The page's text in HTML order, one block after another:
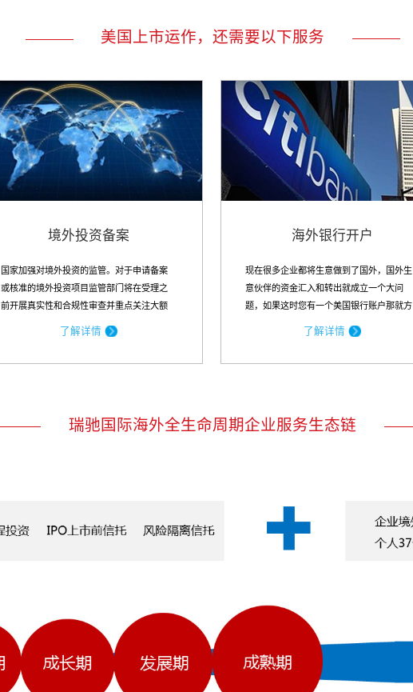
美国上市运作，还需要以下服务
境外投资备案
国家加强对境外投资的监管。对于申请备案
或核准的境外投资项目监管部门将在受理之
前开展真实性和合规性审查并重点关注大额
了解详情
海外银行开户
现在很多企业都将生意做到了国外，国外生
意伙伴的资金汇入和转出就成立一个大问
题，如果这时您有一个美国银行账户那就方
了解详情
瑞驰国际海外全生命周期企业服务生态链